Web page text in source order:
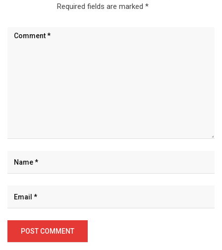
Required fields are marked *